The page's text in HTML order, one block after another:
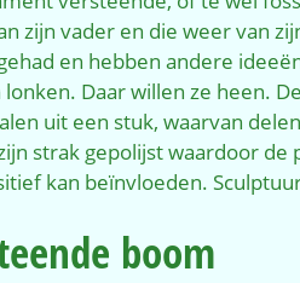
zijn vader en die weer van
en hebben andere
Daar willen ze heen.
uit een stuk, waarvan
strak gepolijst waardoor
kan beïnvloeden.
boom